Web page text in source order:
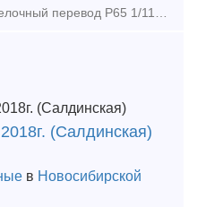
Предложение (продажа) -Стрелочный перевод Р65 1/11 на дерево резервный ГОСТ 7370-86 1/11, 940 000 руб - Стрелочные переводы Р65 1/11 проект 2433 резерв по 80000
(Салдинская)
в Новосибирской